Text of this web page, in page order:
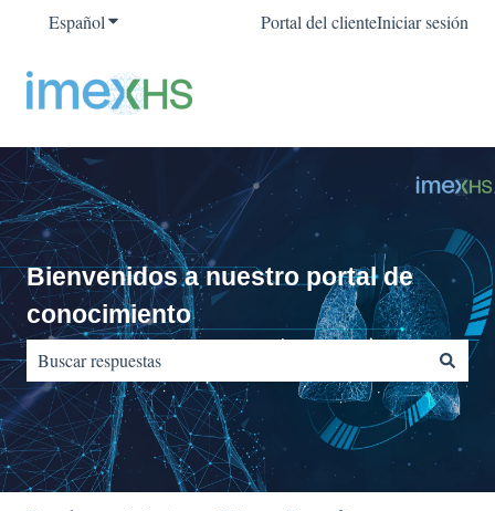
EspañolTraducciones de Mostrar submenú de
Portal del clienteIniciar sesión
Bienvenidos a nuestro portal de
conocimiento
No hay sugerencias porque el campo de búsqueda está vacío.